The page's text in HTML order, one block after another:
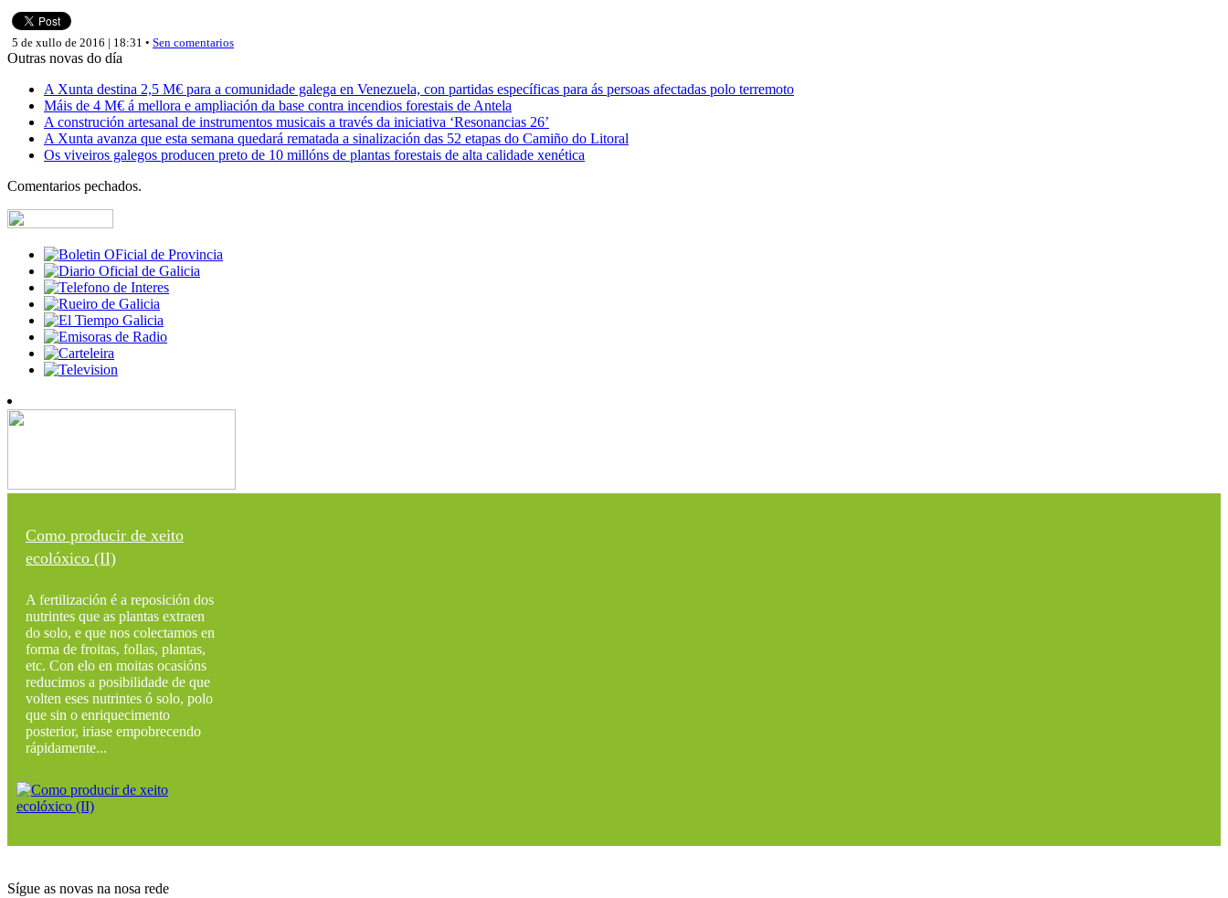
5 de xullo de 2016 | 18:31 • Sen comentarios
Outras novas do día
A Xunta destina 2,5 M€ para a comunidade galega en Venezuela, con partidas específicas para ás persoas afectadas polo terremoto
Máis de 4 M€ á mellora e ampliación da base contra incendios forestais de Antela
A construción artesanal de instrumentos musicais a través da iniciativa ‘Resonancias 26’
A Xunta avanza que esta semana quedará rematada a sinalización das 52 etapas do Camiño do Litoral
Os viveiros galegos producen preto de 10 millóns de plantas forestais de alta calidade xenética
Comentarios pechados.
Como producir de xeito
ecolóxico (II)
A fertilización é a reposición dos
nutrintes que as plantas extraen
do solo, e que nos colectamos en
forma de froitas, follas, plantas,
etc. Con elo en moitas ocasións
reducimos a posibilidade de que
volten eses nutrintes ó solo, polo
que sin o enriquecimento
posterior, iriase empobrecendo
rápidamente...
Sígue as novas na nosa rede